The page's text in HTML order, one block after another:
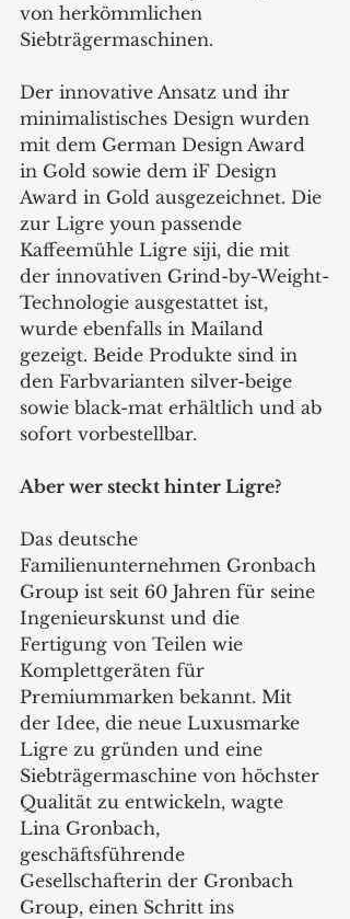
von herkömmlichen
Siebträgermaschinen.
Der innovative Ansatz und ihr
minimalistisches Design wurden
mit dem German Design Award
in Gold sowie dem iF Design
Award in Gold ausgezeichnet. Die
zur Ligre youn passende
Kaffeemühle Ligre siji, die mit
der innovativen Grind-by-Weight-
Technologie ausgestattet ist,
wurde ebenfalls in Mailand
gezeigt. Beide Produkte sind in
den Farbvarianten silver-beige
sowie black-mat erhältlich und ab
sofort vorbestellbar.
Aber wer steckt hinter Ligre?
Das deutsche
Familienunternehmen Gronbach
Group ist seit 60 Jahren für seine
Ingenieurskunst und die
Fertigung von Teilen wie
Komplettgeräten für
Premiummarken bekannt. Mit
der Idee, die neue Luxusmarke
Ligre zu gründen und eine
Siebträgermaschine von höchster
Qualität zu entwickeln, wagte
Lina Gronbach,
geschäftsführende
Gesellschafterin der Gronbach
Group, einen Schritt ins